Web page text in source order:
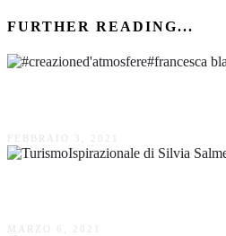
FURTHER READING...
FEBBRAIO 3, 2021
MARZO 6, 2021